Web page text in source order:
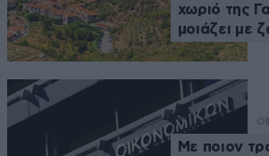
χωριό της
μοιάζει με
Με ποιον